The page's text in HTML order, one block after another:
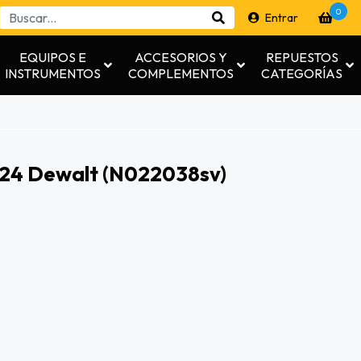
Entrar 0
EQUIPOS E
INSTRUMENTOS
ACCESORIOS Y
COMPLEMENTOS
REPUESTOS
CATEGORÍAS
Dewalt (n022038sv)